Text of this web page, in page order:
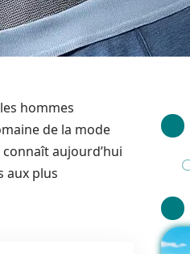
hommes
de la mode
aujourd’hui
aux plus